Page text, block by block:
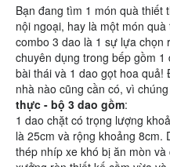
Bạn đang tìm 1 món quà thiết
nội ngoại, hay là một món
combo 3 dao là 1 sự lựa chọn
chuyên dụng trong bếp gồm
bài thái và 1 dao gọt hoa
nhà nào cũng cần có, vì
thực - bộ 3 dao gồm:
1 dao chặt có trọng lượng
là 25cm và rộng khoảng 8cm.
thép nhíp xe khó bị ăn mòn